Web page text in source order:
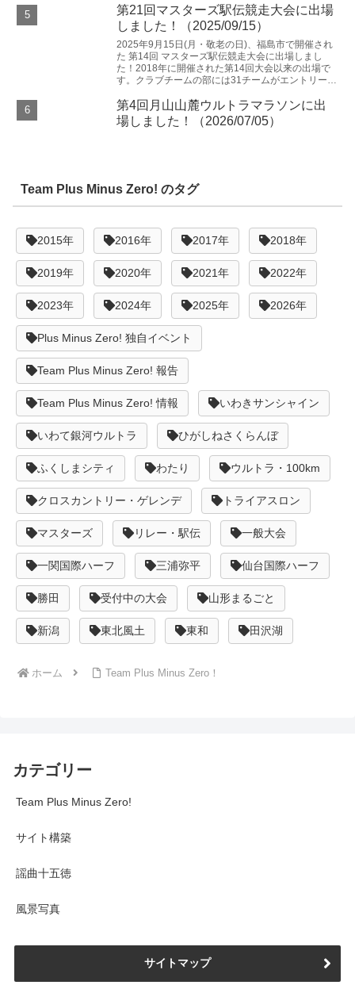
第21回マスターズ駅伝競走大会に出場
しました！（2025/09/15）
2025年9月15日(月・敬老の日)、福島市で開催され
た 第14回 マスターズ駅伝競走大会に出場しまし
た！2018年に開催された第14回大会以来の出場で
す。クラブチームの部には31チームがエントリーし
第4回月山山麓ウルトラマラソンに出
場しました！（2026/07/05）
Team Plus Minus Zero! のタグ
2015年 2016年 2017年 2018年
2019年 2020年 2021年 2022年
2023年 2024年 2025年 2026年
Plus Minus Zero! 独自イベント
Team Plus Minus Zero! 報告
Team Plus Minus Zero! 情報 いわきサンシャイン
いわて銀河ウルトラ ひがしねさくらんぼ
ふくしまシティ わたり ウルトラ・100km
クロスカントリー・ゲレンデ トライアスロン
マスターズ リレー・駅伝 一般大会
一関国際ハーフ 三浦弥平 仙台国際ハーフ
勝田 受付中の大会 山形まるごと
新潟 東北風土 東和 田沢湖
ホーム Team Plus Minus Zero！
カテゴリー
Team Plus Minus Zero!
サイト構築
謡曲十五徳
風景写真
サイトマップ